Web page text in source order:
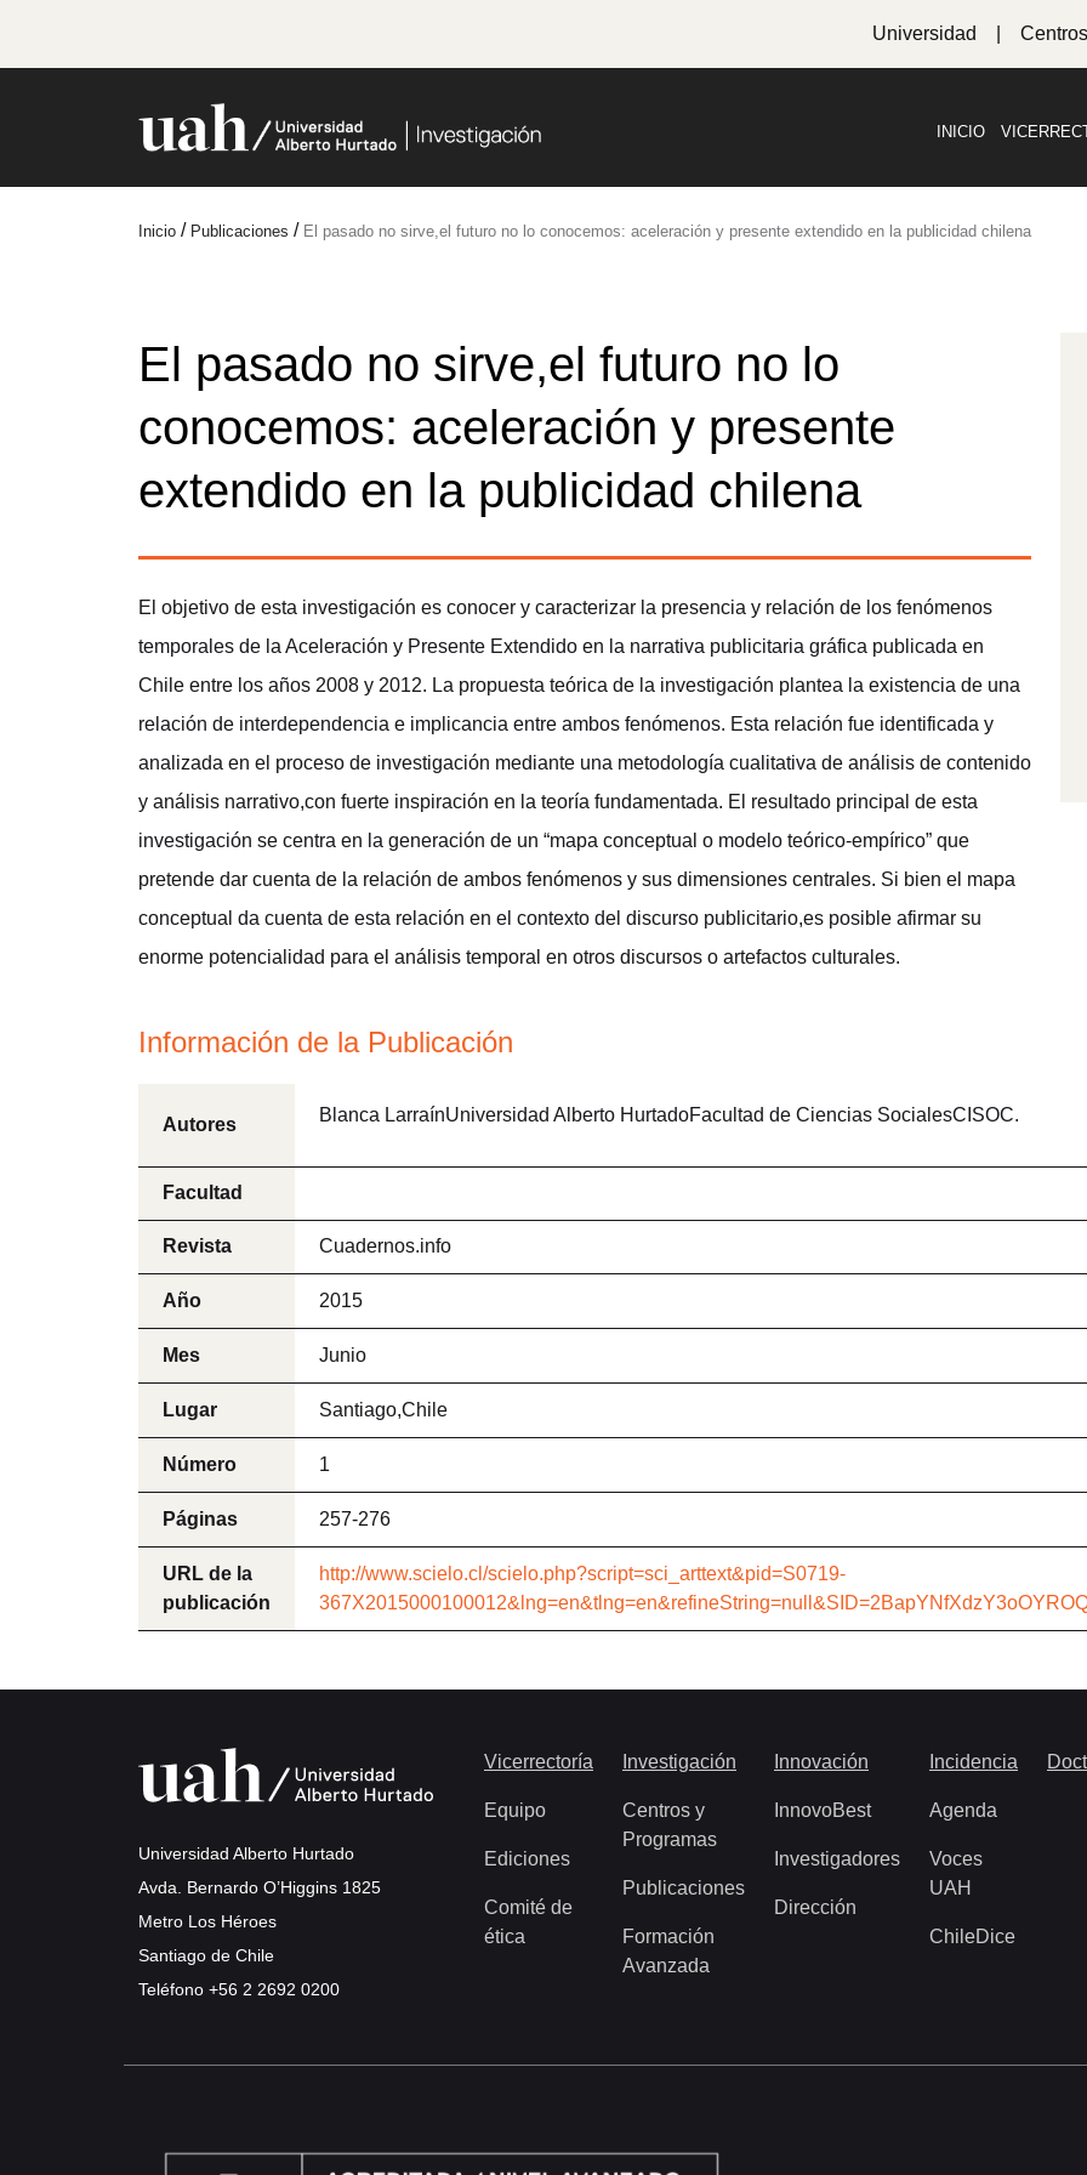
Universidad Centros
INICIO
Inicio / Publicaciones / El pasado no sirve,el futuro no lo conocemos: aceleración y presente extendido en la publicidad chilena
El pasado no sirve,el futuro no lo
conocemos: aceleración y presente
extendido en la publicidad chilena
El objetivo de esta investigación es conocer y caracterizar la presencia y relación de los fenómenos
temporales de la Aceleración y Presente Extendido en la narrativa publicitaria gráfica publicada en
Chile entre los años 2008 y 2012. La propuesta teórica de la investigación plantea la existencia de una
relación de interdependencia e implicancia entre ambos fenómenos. Esta relación fue identificada y
analizada en el proceso de investigación mediante una metodología cualitativa de análisis de contenido
y análisis narrativo,con fuerte inspiración en la teoría fundamentada. El resultado principal de esta
investigación se centra en la generación de un “mapa conceptual o modelo teórico-empírico” que
pretende dar cuenta de la relación de ambos fenómenos y sus dimensiones centrales. Si bien el mapa
conceptual da cuenta de esta relación en el contexto del discurso publicitario,es posible afirmar su
enorme potencialidad para el análisis temporal en otros discursos o artefactos culturales.
Información de la Publicación
Autores Blanca LarraínUniversidad Alberto HurtadoFacultad de Ciencias SocialesCISOC.
Facultad
Revista Cuadernos.info
Año 2015
Mes Junio
Lugar Santiago,Chile
Número 1
Páginas 257-276
URL de la
publicación
http://www.scielo.cl/scielo.php?script=sci_arttext&pid=S0719-
Universidad Alberto Hurtado
Avda. Bernardo O’Higgins 1825
Metro Los Héroes
Santiago de Chile
Teléfono +56 2 2692 0200
Vicerrectoría
Equipo
Ediciones
Comité de
ética
Investigación
Centros y
Programas
Publicaciones
Formación
Avanzada
Innovación
InnovoBest
Investigadores
Dirección
Incidencia
Agenda
Voces
UAH
ChileDice